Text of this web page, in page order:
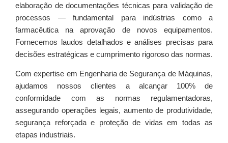
elaboração de documentações técnicas para validação de
processos — fundamental para indústrias como a
farmacêutica na aprovação de novos equipamentos.
Fornecemos laudos detalhados e análises precisas para
decisões estratégicas e cumprimento rigoroso das normas.
Com expertise em Engenharia de Segurança de Máquinas,
ajudamos nossos clientes a alcançar 100% de
conformidade com as normas regulamentadoras,
assegurando operações legais, aumento de produtividade,
segurança reforçada e proteção de vidas em todas as
etapas industriais.